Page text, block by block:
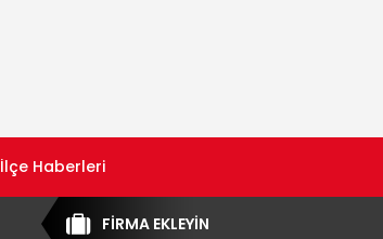
İlçe Haberleri
FİRMA EKLEYİN